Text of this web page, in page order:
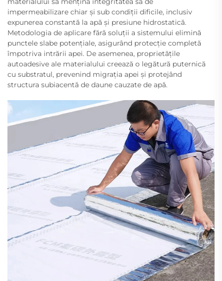
impermeabilizare chiar și sub condiții dificile, inclusiv
expunerea constantă la apă și presiune hidrostatică.
Metodologia de aplicare fără soluții a sistemului elimină
punctele slabe potențiale, asigurând protecție completă
împotriva intrării apei. De asemenea, proprietățile
autoadesive ale materialului creează o legătură puternică
cu substratul, prevenind migrația apei și protejând
structura subiacentă de daune cauzate de apă.